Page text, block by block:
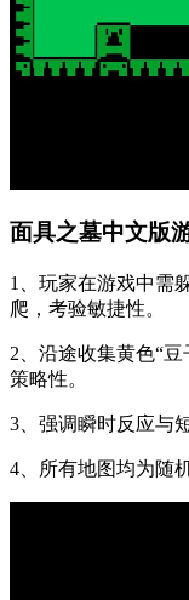
面具之墓中文版
1、玩家在游戏中需
爬，考验敏捷性。
2、沿途收集黄色“
策略性。
3、强调瞬时反应与
4、所有地图均为随